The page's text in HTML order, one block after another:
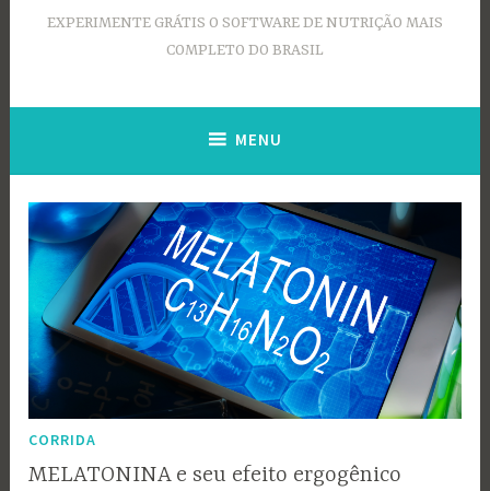
EXPERIMENTE GRÁTIS O SOFTWARE DE NUTRIÇÃO MAIS
COMPLETO DO BRASIL
MENU
CORRIDA
MELATONINA e seu efeito ergogênico